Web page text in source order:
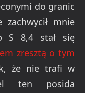
do granic
mnie
S 8,4 stał się
zresztą o tym
że nie trafi w
ten posida